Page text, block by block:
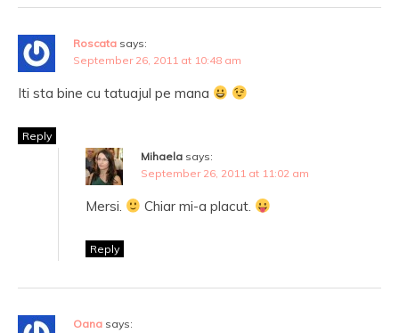
Roscata says:
September 26, 2011 at 10:48 am
Iti sta bine cu tatuajul pe mana
Reply
Mihaela says:
September 26, 2011 at 11:02 am
Mersi. Chiar mi-a placut.
Reply
Oana says: